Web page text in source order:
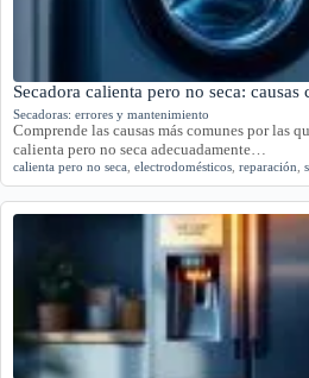
Secadora calienta pero no seca: causas
Secadoras: errores y mantenimiento
Comprende las causas más comunes por las
calienta pero no seca adecuadamente…
calienta pero no seca electrodomésticos reparación